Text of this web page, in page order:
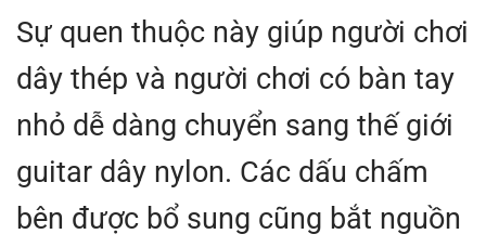
Sự quen thuộc này giúp người chơi
dây thép và người chơi có bàn tay
nhỏ dễ dàng chuyển sang thế giới
guitar dây nylon. Các dấu chấm
bên được bổ sung cũng bắt nguồn